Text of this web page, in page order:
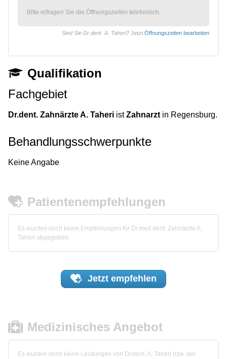
Bitte erfragen Sie die Öffnungszeiten telefonisch.
Sind Sie Dr.dent. A. Taheri? Jetzt Öffnungszeiten bearbeiten
Qualifikation
Fachgebiet
Dr.dent. Zahnärzte A. Taheri istZahnarzt in Regensburg.
Behandlungsschwerpunkte
Keine Angabe
Patientenempfehlungen
Es wurden noch keine Empfehlungen für Dr.med.dent. Zahnärzte A.
Taheri abgegeben.
Jetzt empfehlen
Medizinisches Angebot
Es wurden noch keine Leistungen von Dr.dent. A. Taheri bzw. der